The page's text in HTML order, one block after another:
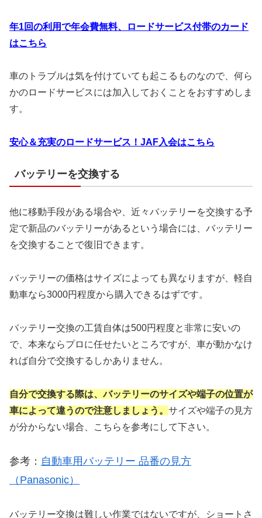
年1回の利用で年会費無料、ロードサービス付帯のカード
はこちら
車のトラブルは気を付けていても起こるものなので、何ら
かのロードサービスには加入しておくことをおすすめしま
す。
安心＆充実のロードサービス！JAF入会はこちら
バッテリーを交換する
他に移動手段がある場合や、近々バッテリーを交換する予
定で新品のバッテリーがあるという場合には、バッテリー
を交換することで復旧できます。
バッテリーの価格はサイズによっても異なりますが、軽自
動車なら3000円程度から購入できるはずです。
バッテリー交換の工賃自体は500円程度と非常に安いの
で、本来ならプロに任せたいところですが、車が動かなけ
れば自分で交換するしかありません。
自分で交換する際は、バッテリーのサイズや端子の位置が
車によって違うので注意しましょう。 サイズや端子の見方
が分からない場合、こちらを参考にして下さい。
参考： 自動車用バッテリー 品番の見方
（Panasonic）
バッテリー交換は難しい作業ではないですが、ショートさ